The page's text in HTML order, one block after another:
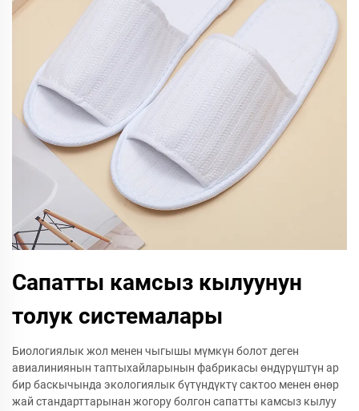
Сапатты камсыз кылуунун
толук системалары
Биологиялык жол менен чыгышы мүмкүн болот деген
авиалиниянын таптыхайларынын фабрикасы өндүрүштүн ар
бир баскычында экологиялык бүтүндүктү сактоо менен өнөр
жай стандарттарынан жогору болгон сапатты камсыз кылуу